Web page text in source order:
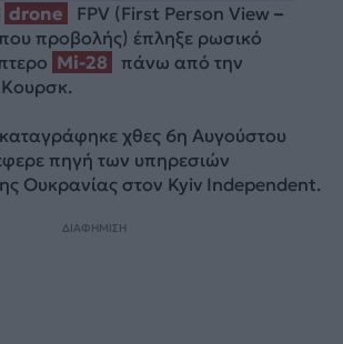
drone FPV (First Person View –
προβολής) έπληξε ρωσικό
Mi-28
πάνω από την
Κουρσκ.
καταγράφηκε χθες 6η Αυγούστου
πηγή των υπηρεσιών
Ουκρανίας στον Kyiv Independent.
ΔΙΑΦΗΜΙΣΗ